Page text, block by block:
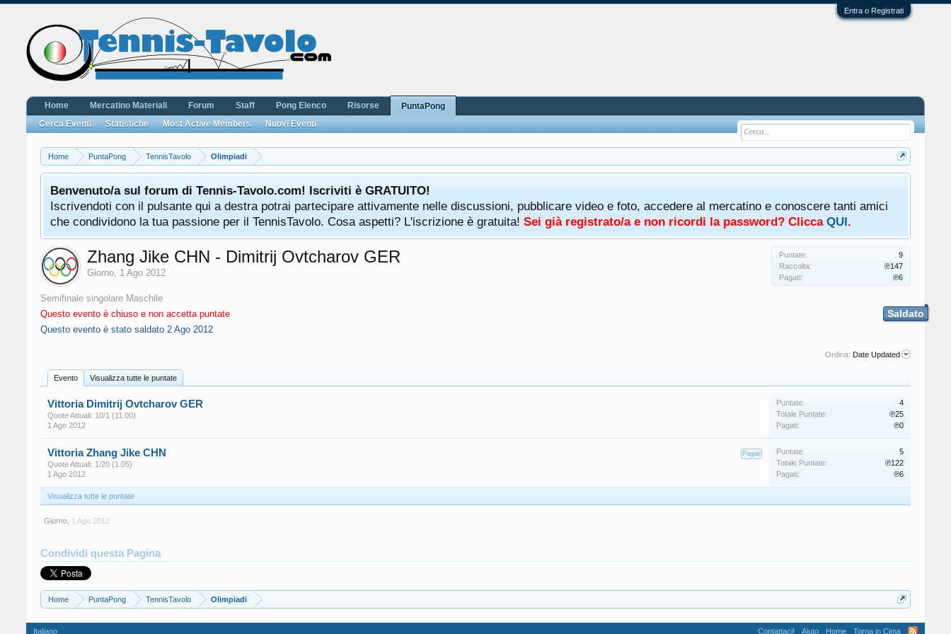
Entra o Registrati
Home PuntaPong TennisTavolo Olimpiadi
Benvenuto/a sul forum di Tennis-Tavolo.com! Iscriviti è GRATUITO!
Iscrivendoti con il pulsante qui a destra potrai partecipare attivamente nelle discussioni, pubblicare video e foto, accedere al mercatino e conoscere tanti amici
che condividono la tua passione per il TennisTavolo. Cosa aspetti? L'iscrizione è gratuita! Sei già registrato/a e non ricordi la password? Clicca QUI.
Puntate:
9
Raccolta:
℗147
Pagati:
℗6
Zhang Jike CHN - Dimitrij Ovtcharov GER
Giorno, 1 Ago 2012
Saldato
Semifinale singolare Maschile
Questo evento è chiuso e non accetta puntate
Questo evento è stato saldato 2 Ago 2012
Ordina: Date Updated
Evento Visualizza tutte le puntate
Vittoria Dimitrij Ovtcharov GER
Quote Attuali: 10/1 (11.00)
1 Ago 2012
Puntate:
4
Totale Puntate:
℗25
Pagati:
℗0
Pagati
Vittoria Zhang Jike CHN
Quote Attuali: 1/20 (1.05)
1 Ago 2012
Puntate:
5
Totale Puntate:
℗122
Pagati:
℗6
Visualizza tutte le puntate
Giorno 1 Ago 2012
Condividi questa Pagina
Home PuntaPong TennisTavolo Olimpiadi
Home Mercatino Materiali Forum Staff Pong Elenco Risorse
PuntaPong
Cerca Eventi
Statistiche Most Active Members Nuovi Eventi
Italiano Contattaci! Aiuto Home Torna in Cima